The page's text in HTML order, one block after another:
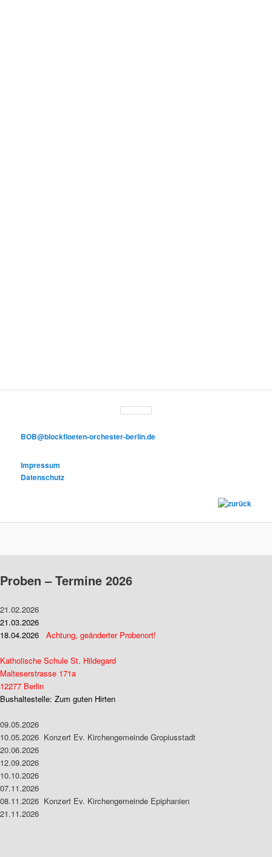
BOB@blockfloeten-orchester-berlin.de
Impressum
Datenschutz
Proben – Termine 2026
21.02.2026
21.03.2026
18.04.2026 Achtung, geänderter Probenort!
Katholische Schule St. Hildegard
Malteserstrasse 171a
12277 Berlin
Bushaltestelle: Zum guten Hirten
09.05.2026
10.05.2026 Konzert Ev. Kirchengemeinde Gropiusstadt
20.06.2026
12.09.2026
10.10.2026
07.11.2026
08.11.2026 Konzert Ev. Kirchengemeinde Epiphanien
21.11.2026